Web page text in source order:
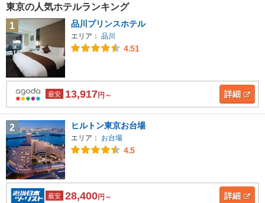
東京の人気ホテルランキング
1
品川プリンスホテル
エリア： 品川
4.51
最安 13,917円～ 詳細
2 ヒルトン東京お台場
エリア： お台場
4.5
最安 28,400円～ 詳細